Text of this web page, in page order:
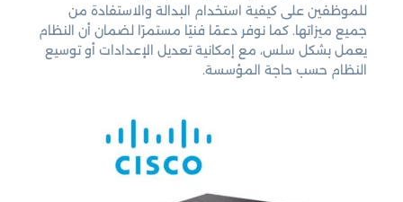
للموظفين على كيفية استخدام البدالة والاستفادة من
جميع ميزاتها. كما نوفر دعمًا فنيًا مستمرًا لضمان أن النظام
يعمل بشكل سلس، مع إمكانية تعديل الإعدادات أو توسيع
النظام حسب حاجة المؤسسة.